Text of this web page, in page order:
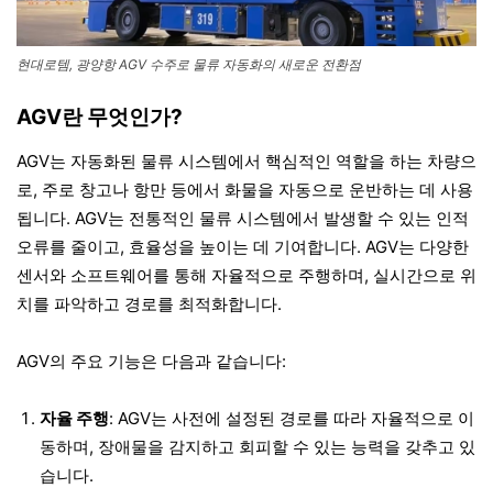
현대로템, 광양항 AGV 수주로 물류 자동화의 새로운 전환점
AGV란 무엇인가?
AGV는 자동화된 물류 시스템에서 핵심적인 역할을 하는 차량으
로, 주로 창고나 항만 등에서 화물을 자동으로 운반하는 데 사용
됩니다. AGV는 전통적인 물류 시스템에서 발생할 수 있는 인적
오류를 줄이고, 효율성을 높이는 데 기여합니다. AGV는 다양한
센서와 소프트웨어를 통해 자율적으로 주행하며, 실시간으로 위
치를 파악하고 경로를 최적화합니다.
AGV의 주요 기능은 다음과 같습니다:
자율 주행: AGV는 사전에 설정된 경로를 따라 자율적으로 이
동하며, 장애물을 감지하고 회피할 수 있는 능력을 갖추고 있
습니다.